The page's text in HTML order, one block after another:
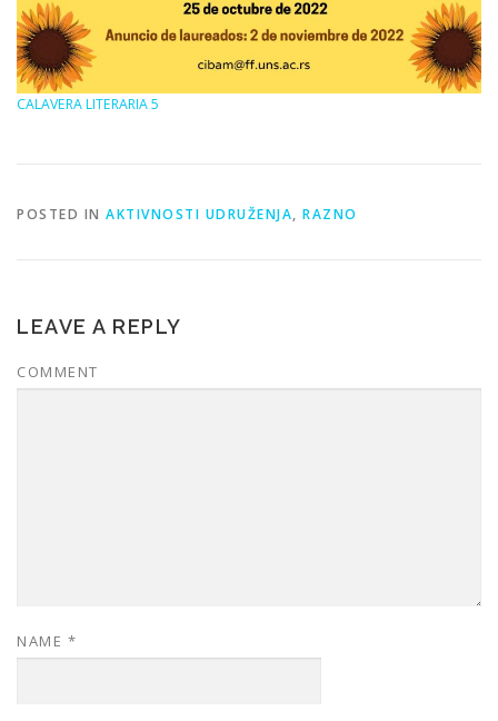
CALAVERA LITERARIA 5
POSTED IN AKTIVNOSTI UDRUŽENJA, RAZNO
LEAVE A REPLY
COMMENT
NAME *